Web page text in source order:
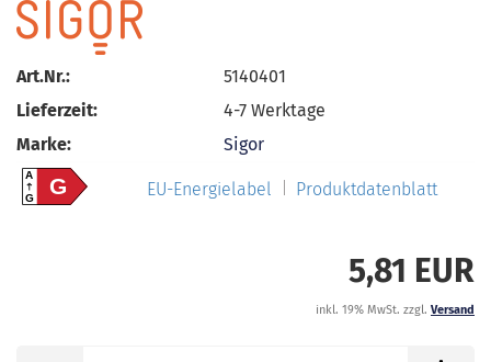
Art.Nr.:
5140401
Lieferzeit:
4-7 Werktage
Marke:
Sigor
A
GG EU-Energielabel Produktdatenblatt
5,81 EUR
inkl. 19% MwSt. zzgl. Versand